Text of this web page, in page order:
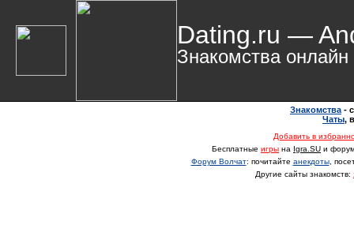
Dating.ru —
Знакомства онлайн
Знакомства -
Чаты,
Добавить в
Бесплатные игры на Igra.SU и
Форум Волчат: почитайте анекдоты,
Другие сайты знакомств: